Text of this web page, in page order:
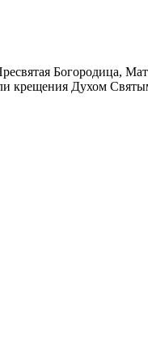
Богородица,
крещения Духом